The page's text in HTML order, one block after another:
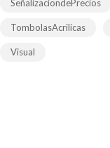
SeñalizaciondePrecios
TombolasAcrilicas
Visual